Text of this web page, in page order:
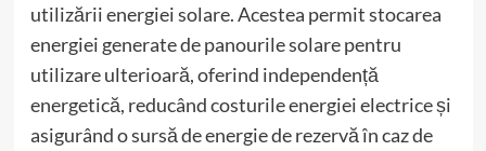
utilizării energiei solare. Acestea permit stocarea
energiei generate de panourile solare pentru
utilizare ulterioară, oferind independență
energetică, reducând costurile energiei electrice și
asigurând o sursă de energie de rezervă în caz de